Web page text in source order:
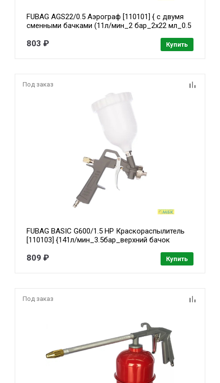
FUBAG AGS22/0.5 Аэрограф [110101] { с двумя
сменными бачками (11л/мин_2 бар_2х22 мл_0.5
803 ₽ Купить
Под заказ
FUBAG BASIC G600/1.5 HP Краскораспылитель
[110103] {141л/мин_3.5бар_верхний бачок
809 ₽ Купить
Под заказ